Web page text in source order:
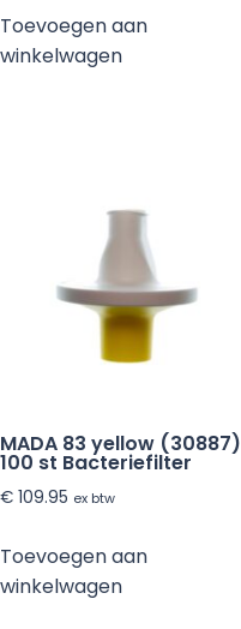
Toevoegen aan
winkelwagen
MADA 83 yellow (30887)
100 st Bacteriefilter
€ 109.95 ex btw
Toevoegen aan
winkelwagen